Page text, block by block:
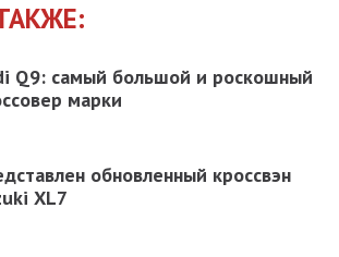
Q9: самый большой и роскошный
марки
обновленный кроссвэн
XL7